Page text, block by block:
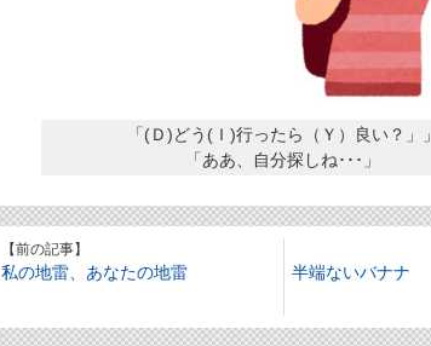
「(Ｄ)どう(Ｉ)行ったら（Ｙ）良い？」」
「ああ、自分探しね･･･」
【前の記事】
私の地雷、あなたの地雷 半端ないバナナ